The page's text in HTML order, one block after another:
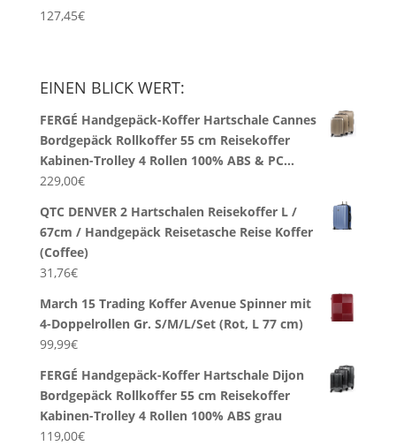
127,45€
EINEN BLICK WERT:
FERGÉ Handgepäck-Koffer Hartschale Cannes
Bordgepäck Rollkoffer 55 cm Reisekoffer
Kabinen-Trolley 4 Rollen 100% ABS & PC…
229,00€
QTC DENVER 2 Hartschalen Reisekoffer L /
67cm / Handgepäck Reisetasche Reise Koffer
(Coffee)
31,76€
March 15 Trading Koffer Avenue Spinner mit
4-Doppelrollen Gr. S/M/L/Set (Rot, L 77 cm)
99,99€
FERGÉ Handgepäck-Koffer Hartschale Dijon
Bordgepäck Rollkoffer 55 cm Reisekoffer
Kabinen-Trolley 4 Rollen 100% ABS grau
119,00€